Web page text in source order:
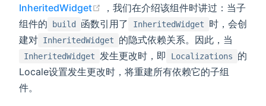
InheritedWidget
(opens new window)
，我们在介绍该组件时讲过：当子
组件的
build 函数引用了 InheritedWidget
时，会创
建对 InheritedWidget 的隐式依赖关系。因此，当
InheritedWidget 发生更改时，即 Localizations
的
Locale设置发生更改时，将重建所有依赖它的子组
件。